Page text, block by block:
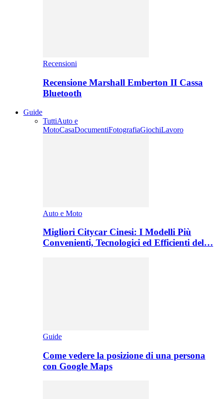
Recensioni
Recensione Marshall Emberton II Cassa
Bluetooth
Guide
TuttiAuto e
MotoCasaDocumentiFotografiaGiochiLavoro
Auto e Moto
Migliori Citycar Cinesi: I Modelli Più
Convenienti, Tecnologici ed Efficienti del…
Guide
Come vedere la posizione di una persona
con Google Maps